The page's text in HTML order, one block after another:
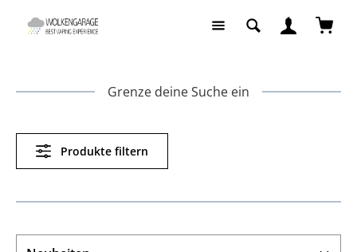
Zum Hauptinhalt springen
Grenze deine Suche ein
Produkte filtern